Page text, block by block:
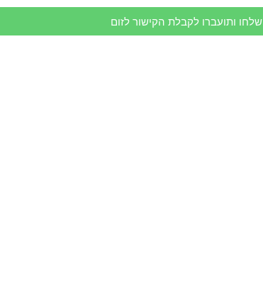
שלחו ותועברו לקבלת הקישור לזום